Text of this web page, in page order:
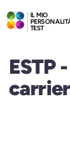
IL MIO
TEST
ESTP